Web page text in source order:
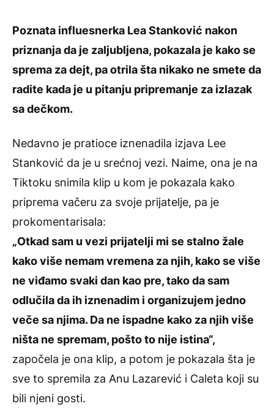
Poznata influesnerka Lea Stanković nakon
priznanja da je zaljubljena, pokazala je kako se
sprema za dejt, pa otrila šta nikako ne smete da
radite kada je u pitanju pripremanje za izlazak
sa dečkom.
Nedavno je pratioce iznenadila izjava Lee
Stanković da je u srećnoj vezi. Naime, ona je na
Tiktoku snimila klip u kom je pokazala kako
priprema vačeru za svoje prijatelje, pa je
prokomentarisala:
„Otkad sam u vezi prijatelji mi se stalno žale
kako više nemam vremena za njih, kako se više
ne viđamo svaki dan kao pre, tako da sam
odlučila da ih iznenadim i organizujem jedno
veče sa njima. Da ne ispadne kako za njih više
ništa ne spremam, pošto to nije istina“,
započela je ona klip, a potom je pokazala šta je
sve to spremila za Anu Lazarević i Caleta koji su
bili njeni gosti.